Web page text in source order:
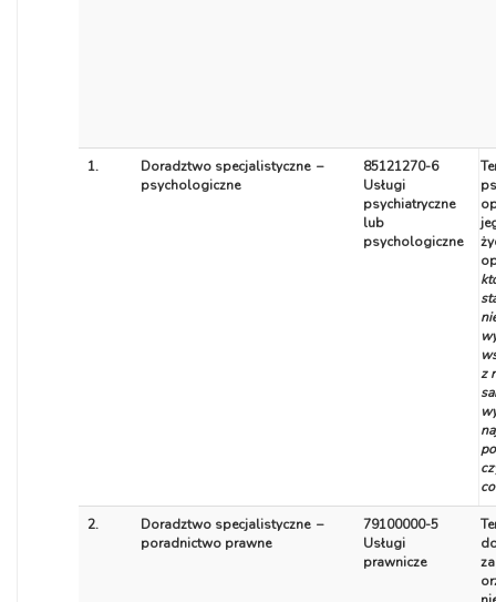
1.
Doradztwo specjalistyczne –
psychologiczne
85121270-6
Usługi
psychiatryczne
lub
psychologiczne
z
2.
Doradztwo specjalistyczne –
poradnictwo prawne
79100000-5
Usługi
prawnicze